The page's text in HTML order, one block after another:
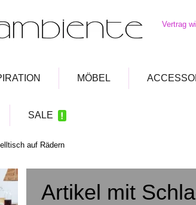
Vertrag
MÖBEL
SALE
auf Rädern
Artikel mit